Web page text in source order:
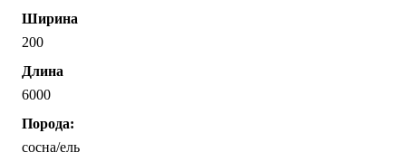
Ширина
200
Длина
6000
Порода:
сосна/ель